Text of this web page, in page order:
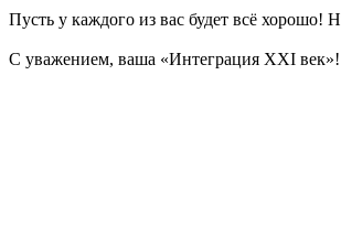
Пусть у каждого из вас будет всё хорошо!
С уважением, ваша «Интеграция XXI век»!